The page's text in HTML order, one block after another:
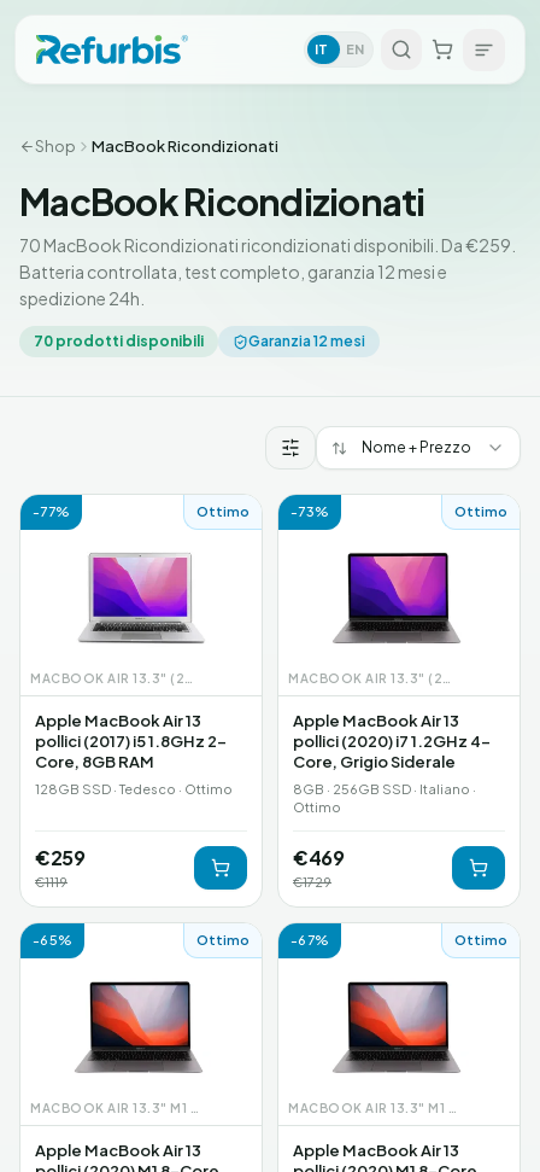
IT EN
Shop MacBook Ricondizionati
MacBook Ricondizionati
70 MacBook Ricondizionati ricondizionati disponibili. Da €259.
Batteria controllata, test completo, garanzia 12 mesi e
spedizione 24h.
70 prodotti disponibili Garanzia 12 mesi
Nome + Prezzo
Prodotti MacBook Ricondizionati
-77% Ottimo
Apple MacBook Air 13
pollici (2017) i5 1.8GHz 2-
Core, 8GB RAM
128GB SSD · Tedesco · Ottimo
€259
€1119
-73% Ottimo
Apple MacBook Air 13
pollici (2020) i7 1.2GHz 4-
Core, Grigio Siderale
8GB · 256GB SSD · Italiano ·
Ottimo
€469
€1729
-65% Ottimo
Apple MacBook Air 13
-67% Ottimo
Apple MacBook Air 13